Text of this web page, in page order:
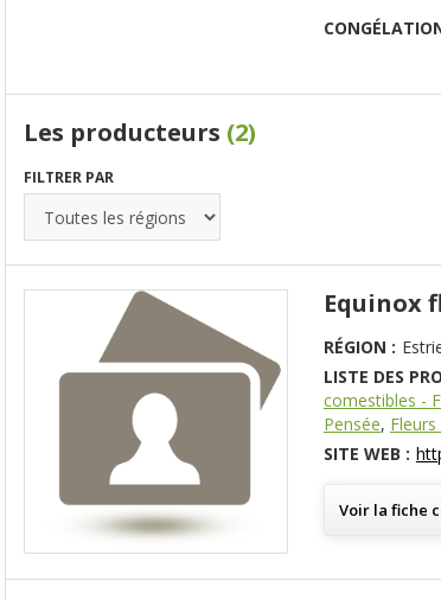
Les producteurs (2)
FILTRER PAR
Equinox
RÉGION :
LISTE DES
comestibles -
Pensée,
SITE WEB :
Voir la fiche